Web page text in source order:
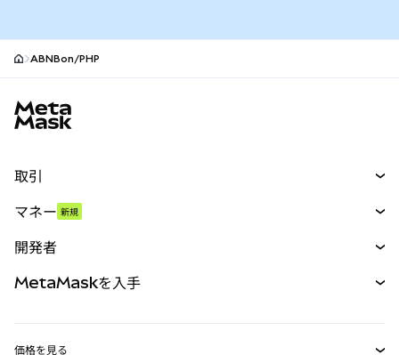
ABNBon/PHP
取引
パーペチュアル
RWA
マネー 新規
開発者
MetaMaskを入手
価格を見る